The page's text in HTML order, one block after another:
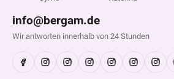
info@bergam.de
Wir antworten innerhalb von 24 Stunden